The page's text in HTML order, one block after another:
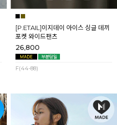
[P.ETAIL]이지데이 아이스 싱글 데끼
포켓 와이드팬츠
26,800
F(44-88)